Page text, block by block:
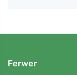
Ferwer